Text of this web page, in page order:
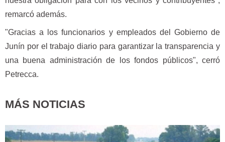
remarcó además.
"Gracias a los funcionarios y empleados del Gobierno de
Junín por el trabajo diario para garantizar la transparencia y
una buena administración de los fondos públicos", cerró
Petrecca.
MÁS NOTICIAS